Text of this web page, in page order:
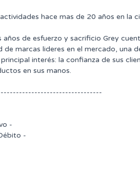
hace mas de 20 años en la
de esfuerzo y sacrificio Grey
de marcas lideres en el mercado, una
interés: la confianza de sus
en sus manos.
-
-